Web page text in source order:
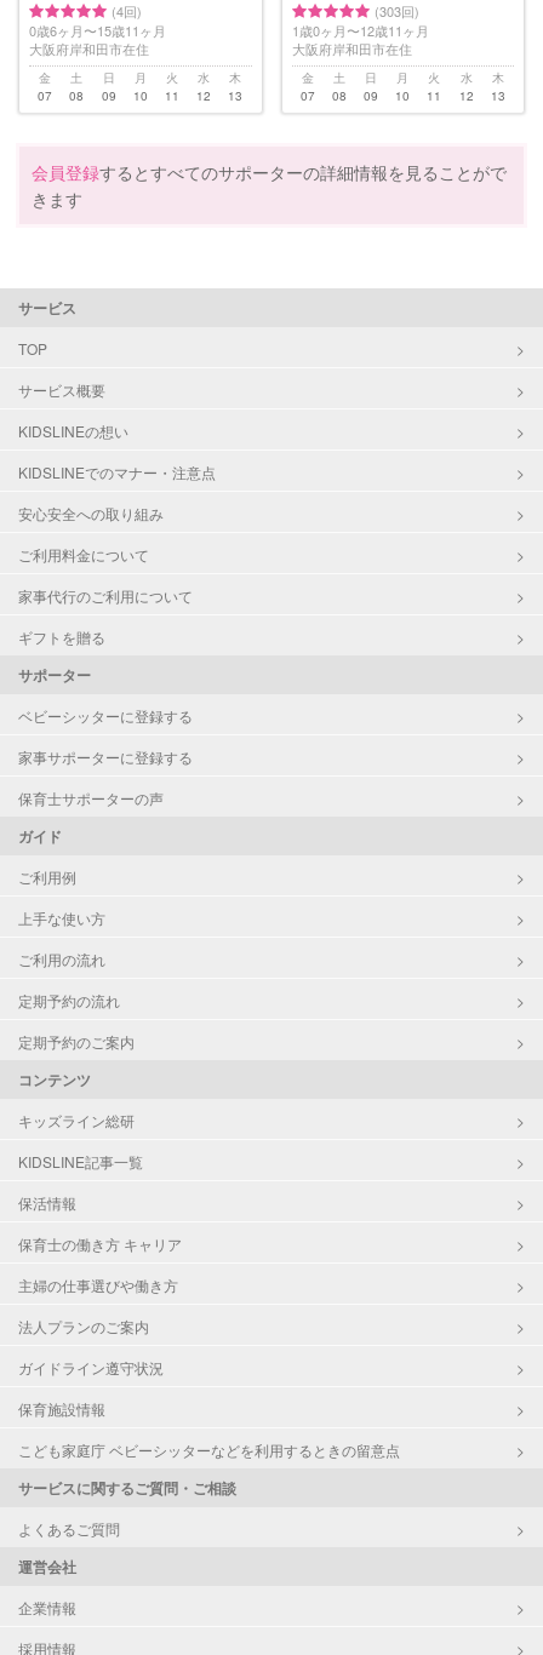
(4回)
0歳6ヶ月〜15歳11ヶ月
大阪府岸和田市在住
金
07
土
08
日
09
月
10
火
11
水
12
木
13
(303回)
1歳0ヶ月〜12歳11ヶ月
大阪府岸和田市在住
金
07
土
08
日
09
月
10
火
11
水
12
木
13
会員登録するとすべてのサポーターの詳細情報を見ることがで
きます
サービス
TOP
サービス概要
KIDSLINEの想い
KIDSLINEでのマナー・注意点
安心安全への取り組み
ご利用料金について
家事代行のご利用について
ギフトを贈る
サポーター
ベビーシッターに登録する
家事サポーターに登録する
保育士サポーターの声
ガイド
ご利用例
上手な使い方
ご利用の流れ
定期予約の流れ
定期予約のご案内
コンテンツ
キッズライン総研
KIDSLINE記事一覧
保活情報
保育士の働き方 キャリア
主婦の仕事選びや働き方
法人プランのご案内
ガイドライン遵守状況
保育施設情報
こども家庭庁 ベビーシッターなどを利用するときの留意点
サービスに関するご質問・ご相談
よくあるご質問
運営会社
企業情報
採用情報